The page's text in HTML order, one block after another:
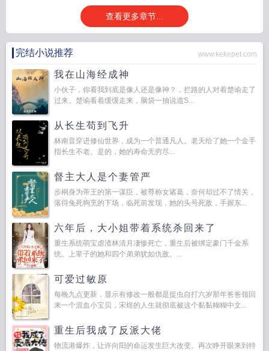
查看更多章节...
完结小说推荐 www.kekepet.com
我在山海经成神
小伙子，你看我到底是像人还是像神？，拦路的人对着楚谕走了
过来。楚谕看着缓缓走来，脑袋一抽说道S...
从长生苟到飞升
林南音穿进修仙世界，成为一个普通凡人。老天给了她一个金手
指长生不老。是的，她的寿命无穷尽...
督主大人是个妻管严
步桐身为帝王的第一谋臣，被尊称女诸葛，奈何却过不了情关，
落得兔死狗烹的下场，临死前发现，她的头号死敌，手握东...
六年后，大小姐带着系统杀回来了
重生系统萌宝虐渣林清月凄惨死亡，重生后被绑定豪门千金系
统。上辈子的她和四个弟弟犹如仇敌。...
可爱过敏原
每晚九点更新，显示有修改一般都是捉虫自打六岁那年爸爸领回
来一个混血小宝贝，宋煜的人生就彻底被这个黏黏糊糊中文...
重生后我成了反派大佬
物流港爆炸，让许向阳的命运发生巨大改变。再次睁开眼来到特